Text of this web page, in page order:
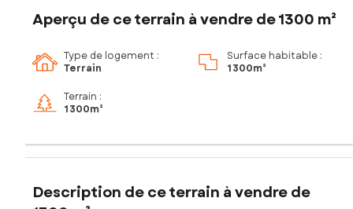
Aperçu de ce terrain à vendre de 1300 m²
Type de logement :
Terrain
Surface habitable :
1 300m²
Terrain :
1 300m²
Description de ce terrain à vendre de